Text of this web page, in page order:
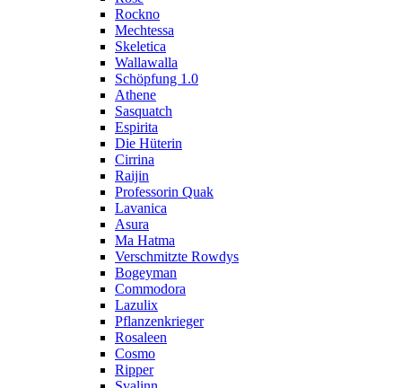
Rockno
Mechtessa
Skeletica
Wallawalla
Schöpfung 1.0
Athene
Sasquatch
Espirita
Die Hüterin
Cirrina
Raijin
Professorin Quak
Lavanica
Asura
Ma Hatma
Verschmitzte Rowdys
Bogeyman
Commodora
Lazulix
Pflanzenkrieger
Rosaleen
Cosmo
Ripper